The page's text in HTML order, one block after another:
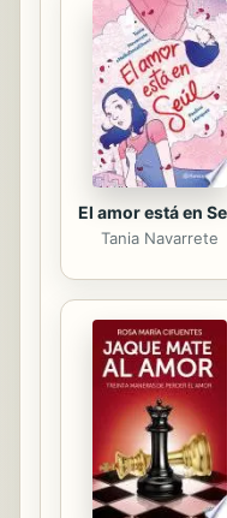
khipu
y
logra
El amor está en
Tania Navarrete